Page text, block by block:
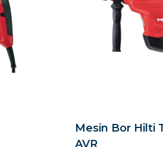
Mesin Bor Hilti
AVR